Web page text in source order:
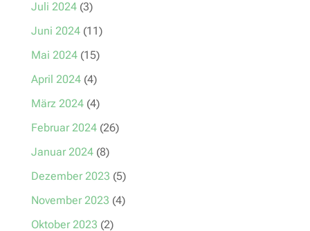
Juli 2024(3)
Juni 2024(11)
Mai 2024(15)
April 2024(4)
März 2024(4)
Februar 2024(26)
Januar 2024(8)
Dezember 2023 (5)
November 2023 (4)
Oktober 2023 (2)